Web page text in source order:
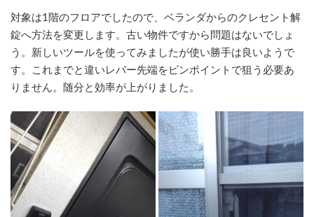
対象は1階のフロアでしたので、ベランダからのクレセント解
錠へ方法を変更します。古い物件ですから問題はないでしょ
う。新しいツールを使ってみましたが使い勝手は良いようで
す。これまでと違いレバー先端をピンポイントで狙う必要あ
りません。随分と効率が上がりました。